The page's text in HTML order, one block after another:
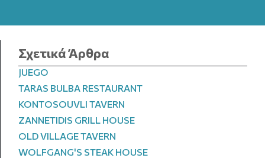
Σχετικά Άρθρα
JUEGO
TARAS BULBA RESTAURANT
KONTOSOUVLI TAVERN
ZANNETIDIS GRILL HOUSE
OLD VILLAGE TAVERN
WOLFGANG'S STEAK HOUSE